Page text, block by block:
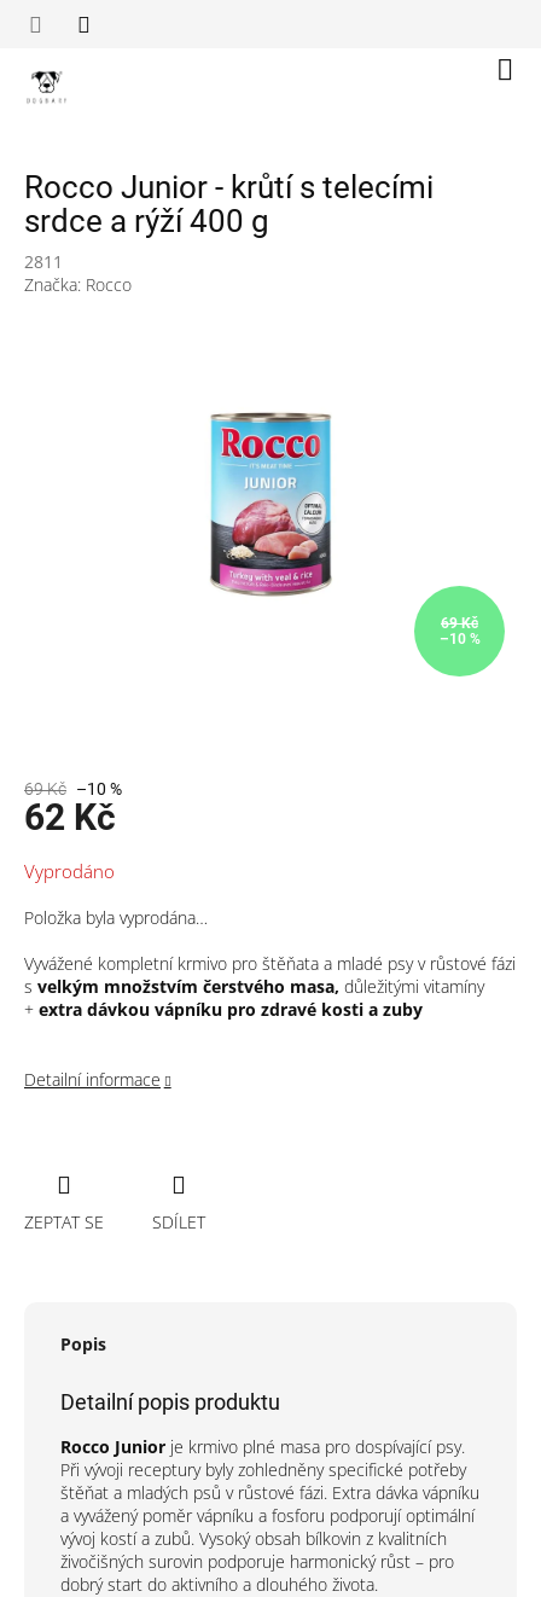
Rocco Junior - krůtí s telecími
srdce a rýží 400 g
2811
Značka: Rocco
69 Kč
–10 %
69 Kč –10 %
62 Kč
cena:
Vyprodáno
Položka byla vyprodána…
Vyvážené kompletní krmivo pro štěňata a mladé psy v růstové fázi
s velkým množstvím čerstvého masa, důležitými vitamíny
+ extra dávkou vápníku pro zdravé kosti a zuby
Detailní informace
ZEPTAT SE SDÍLET
Popis
Detailní popis produktu
Rocco Junior je krmivo plné masa pro dospívající psy.
Při vývoji receptury byly zohledněny specifické potřeby
štěňat a mladých psů v růstové fázi. Extra dávka vápníku
a vyvážený poměr vápníku a fosforu podporují optimální
vývoj kostí a zubů. Vysoký obsah bílkovin z kvalitních
živočišných surovin podporuje harmonický růst – pro
dobrý start do aktivního a dlouhého života.